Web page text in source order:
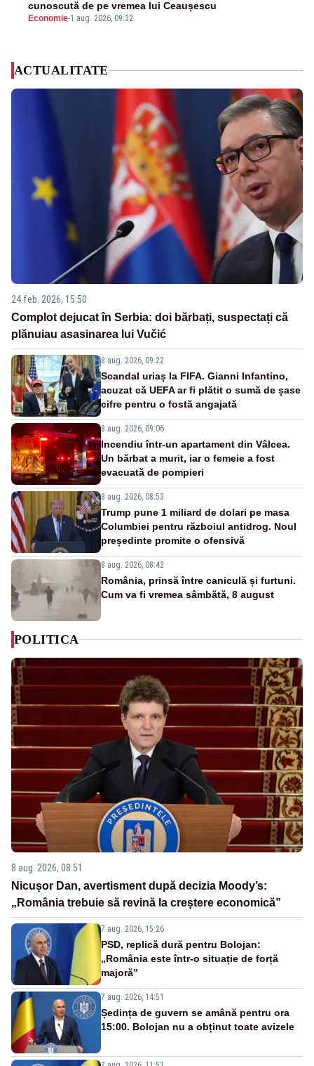
Economie-1 aug. 2026, 09:32
cunoscută de pe vremea lui Ceaușescu
ACTUALITATE
24 feb. 2026, 15:50
Complot dejucat în Serbia: doi bărbați, suspectați că
plănuiau asasinarea lui Vučić
8 aug. 2026, 09:22
Scandal uriaș la FIFA. Gianni Infantino,
acuzat că UEFA ar fi plătit o sumă de șase
cifre pentru o fostă angajată
8 aug. 2026, 09:06
Incendiu într-un apartament din Vâlcea.
Un bărbat a murit, iar o femeie a fost
evacuată de pompieri
8 aug. 2026, 08:53
Trump pune 1 miliard de dolari pe masa
Columbiei pentru războiul antidrog. Noul
președinte promite o ofensivă
8 aug. 2026, 08:42
România, prinsă între caniculă și furtuni.
Cum va fi vremea sâmbătă, 8 august
POLITICA
8 aug. 2026, 08:51
Nicușor Dan, avertisment după decizia Moody’s:
„România trebuie să revină la creștere economică”
7 aug. 2026, 15:26
PSD, replică dură pentru Bolojan:
„România este într-o situație de forță
majoră”
7 aug. 2026, 14:51
Ședința de guvern se amână pentru ora
15:00. Bolojan nu a obținut toate avizele